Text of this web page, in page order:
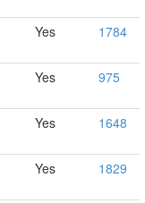
Yes 1784
Yes 975
Yes 1648
Yes 1829